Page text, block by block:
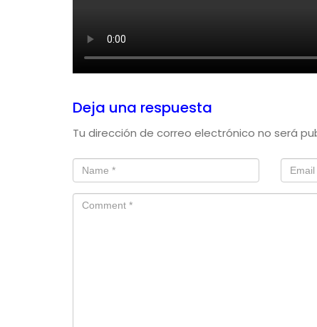
Deja una respuesta
Tu dirección de correo electrónico no será